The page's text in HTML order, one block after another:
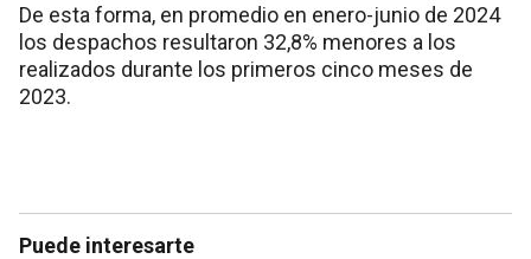
De esta forma, en promedio en enero-junio de 2024
los despachos resultaron 32,8% menores a los
realizados durante los primeros cinco meses de
2023.
Puede interesarte